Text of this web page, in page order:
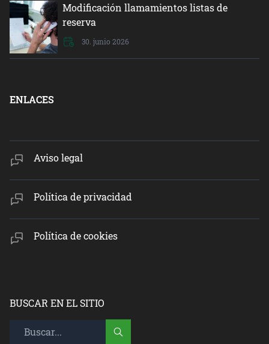
Modificación llamamientos listas de
reserva
30. junio 2026
ENLACES
Aviso legal
Política de privacidad
Política de cookies
BUSCAR EN EL SITIO